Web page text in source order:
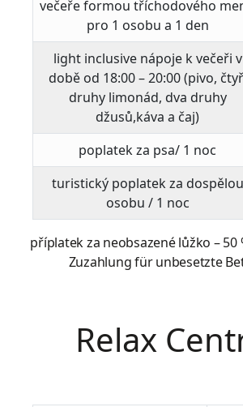
večeře formou tříchodového
pro 1 osobu a 1 den
light inclusive nápoje k večeři v
době od 18:00 – 20:00 (pivo,
druhy limonád, dva druhy
džusů,káva a čaj)
poplatek za psa/ 1 noc
turistický poplatek za dospělou
osobu / 1 noc
příplatek za neobsazené lůžko – 50
Zuzahlung für unbesetzte
Relax